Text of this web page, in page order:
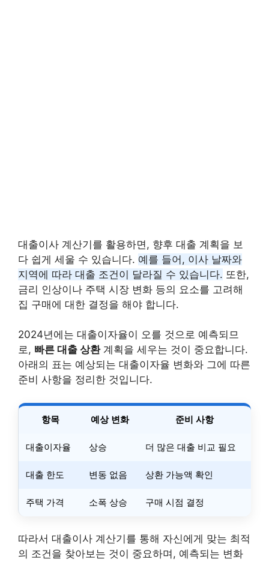
대출이사 계산기를 활용하면, 향후 대출 계획을 보
다 쉽게 세울 수 있습니다. 예를 들어, 이사 날짜와
지역에 따라 대출 조건이 달라질 수 있습니다. 또한,
금리 인상이나 주택 시장 변화 등의 요소를 고려해
집 구매에 대한 결정을 해야 합니다.
2024년에는 대출이자율이 오를 것으로 예측되므
로, 빠른 대출 상환계획을 세우는 것이 중요합니다.
아래의 표는 예상되는 대출이자율 변화와 그에 따른
준비 사항을 정리한 것입니다.
항목 예상 변화 준비 사항
대출이자율 상승 더 많은 대출 비교 필요
대출 한도 변동 없음 상환 가능액 확인
주택 가격 소폭 상승 구매 시점 결정
따라서 대출이사 계산기를 통해 자신에게 맞는 최적
의 조건을 찾아보는 것이 중요하며, 예측되는 변화